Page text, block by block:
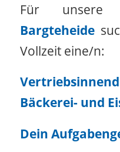
Für unsere
Bargteheide
Vollzeit eine/n:
Bäckerei- und
Dein